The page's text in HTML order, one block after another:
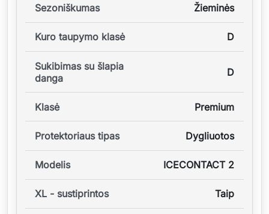
Sezoniškumas Žieminės
Kuro taupymo klasė D
Sukibimas su šlapia
danga
D
Klasė Premium
Protektoriaus tipas Dygliuotos
Modelis ICECONTACT 2
XL - sustiprintos Taip